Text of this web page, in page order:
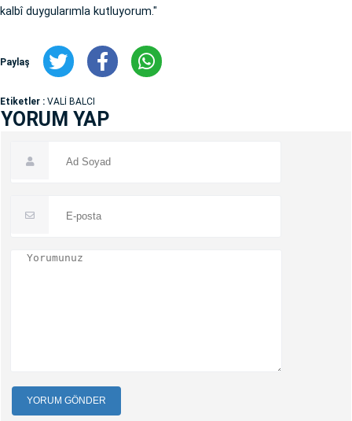
kalbî duygularımla kutluyorum."
Paylaş
Etiketler : VALİ BALCI
YORUM YAP
YORUM GÖNDER